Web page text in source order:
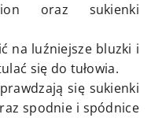
oraz sukienki
na luźniejsze bluzki i
się do tułowia.
się sukienki
spodnie i spódnice